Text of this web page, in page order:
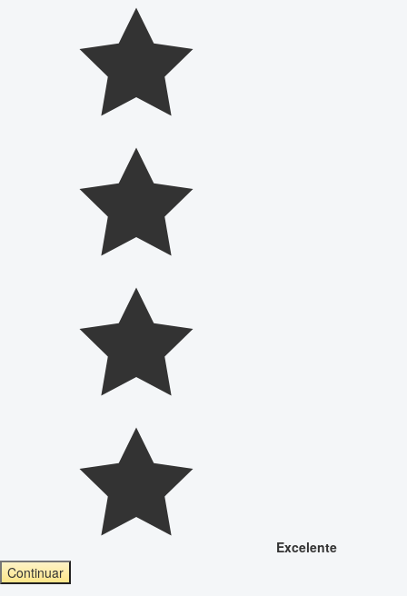
Excelente
Continuar